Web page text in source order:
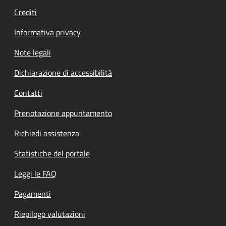
Crediti
Informativa privacy
Note legali
Dichiarazione di accessibilità
Contatti
Prenotazione appuntamento
Richiedi assistenza
Statistiche del portale
Leggi le FAQ
Pagamenti
Riepilogo valutazioni